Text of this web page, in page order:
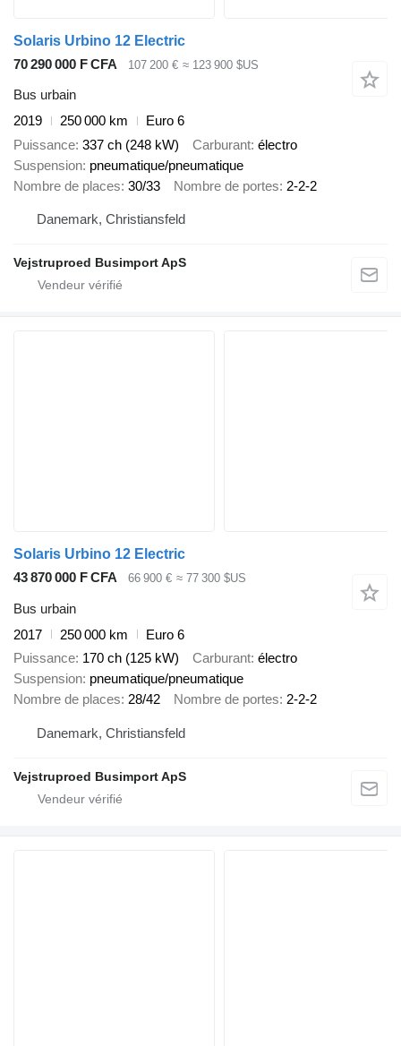
Solaris Urbino 12 Electric
70 290 000 F CFA
107 200 € ≈ 123 900 $US
Bus urbain
2019
250 000 km
Euro 6
Puissance 337 ch (248 kW) Carburant électro
Suspension pneumatique/pneumatique
Nombre de places 30/33 Nombre de portes 2-2-2
Danemark, Christiansfeld
Vejstruproed Busimport ApS
Solaris Urbino 12 Electric
43 870 000 F CFA
66 900 € ≈ 77 300 $US
Bus urbain
2017
250 000 km
Euro 6
Puissance 170 ch (125 kW) Carburant électro
Suspension pneumatique/pneumatique
Nombre de places 28/42 Nombre de portes 2-2-2
Danemark, Christiansfeld
Vejstruproed Busimport ApS